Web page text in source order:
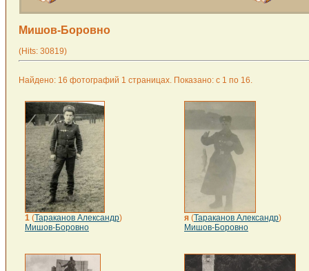
Мишов-Боровно
(Hits: 30819)
Найдено: 16 фотографий 1 страницах. Показано: с 1 по 16.
1 (Тараканов Александр)
Мишов-Боровно
я (Тараканов Александр)
Мишов-Боровно